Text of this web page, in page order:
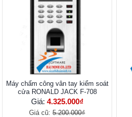
Máy chấm công vân tay kiểm soát
cửa RONALD JACK F-708
Giá: 4.325.000₫
Giá cũ: 5.200.000₫